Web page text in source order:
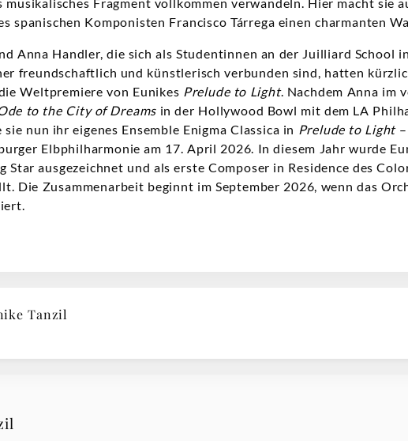
musikalisches Fragment vollkommen verwandeln. Hier macht sie
spanischen Komponisten Francisco Tárrega einen charmanten
Anna Handler, die sich als Studentinnen an der Juilliard School
freundschaftlich und künstlerisch verbunden sind, hatten
Weltpremiere von Eunikes Prelude to Light. Nachdem Anna im
to the City of Dreams in der Hollywood Bowl mit dem LA
nun ihr eigenes Ensemble Enigma Classica in Prelude to Light–
Elbphilharmonie am 17. April 2026. In diesem Jahr wurde
Star ausgezeichnet und als erste Composer in Residence des
Die Zusammenarbeit beginnt im September 2026, wenn das
Tanzil